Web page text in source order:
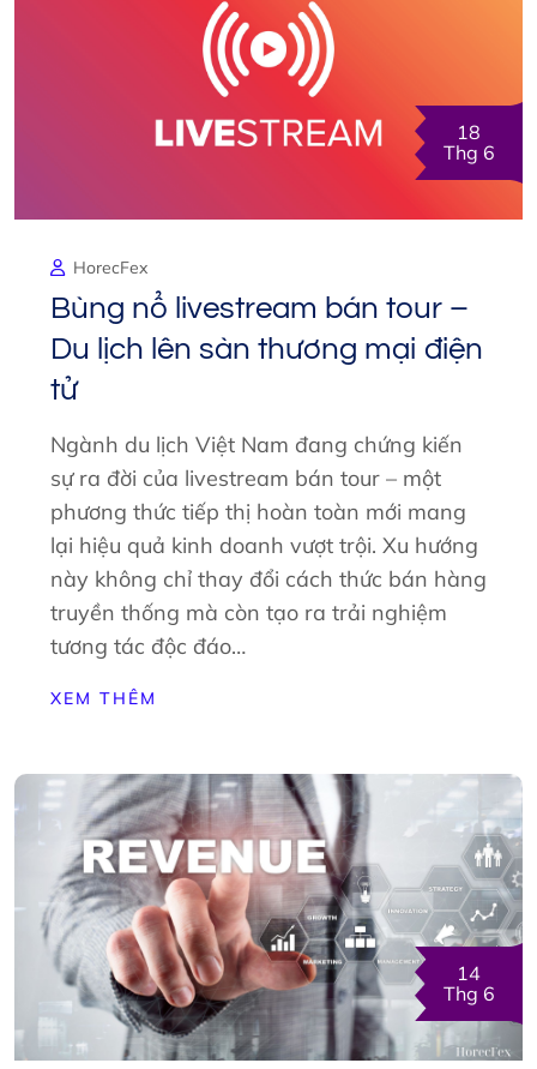
18
Thg 6
HorecFex
Bùng nổ livestream bán tour –
Du lịch lên sàn thương mại điện
tử
Ngành du lịch Việt Nam đang chứng kiến
sự ra đời của livestream bán tour – một
phương thức tiếp thị hoàn toàn mới mang
lại hiệu quả kinh doanh vượt trội. Xu hướng
này không chỉ thay đổi cách thức bán hàng
truyền thống mà còn tạo ra trải nghiệm
tương tác độc đáo…
XEM THÊM
14
Thg 6